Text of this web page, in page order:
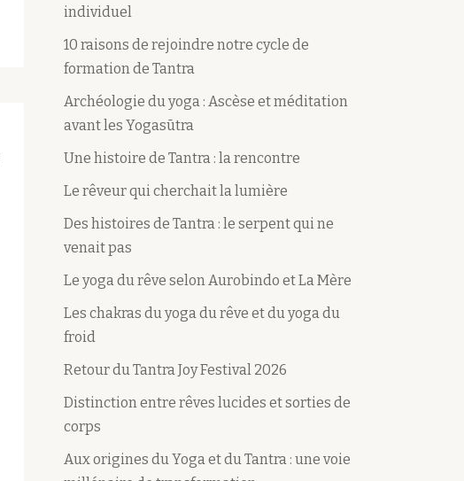
individuel
10 raisons de rejoindre notre cycle de
formation de Tantra
Archéologie du yoga : Ascèse et méditation
avant les Yogasūtra
Une histoire de Tantra : la rencontre
Le rêveur qui cherchait la lumière
Des histoires de Tantra : le serpent qui ne
venait pas
Le yoga du rêve selon Aurobindo et La Mère
Les chakras du yoga du rêve et du yoga du
froid
Retour du Tantra Joy Festival 2026
Distinction entre rêves lucides et sorties de
corps
Aux origines du Yoga et du Tantra : une voie